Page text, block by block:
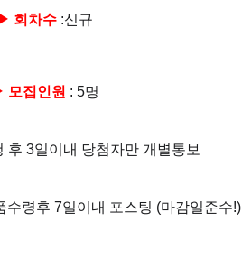
▶ 회차수 :신규
모집인원 : 5명
후 3일이내 당첨자만 개별통보
수령후 7일이내 포스팅 (마감일준수!)